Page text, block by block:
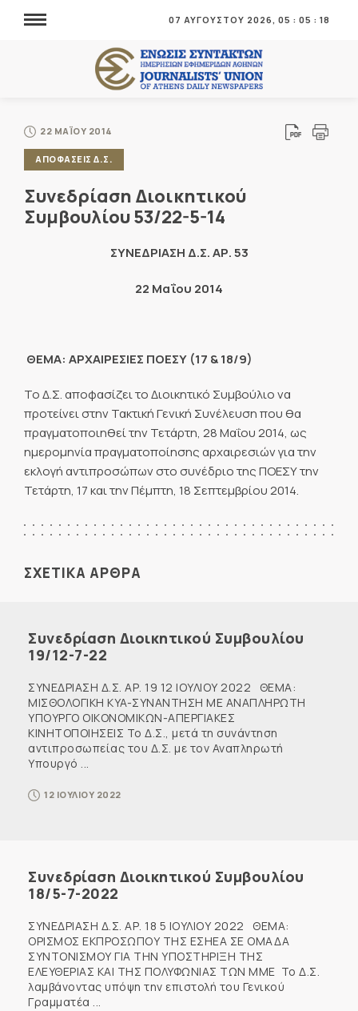
07 ΑΥΓΟΥΣΤΟΥ 2026, 05 : 05 : 20
22 ΜΑΪΟΥ 2014
ΑΠΟΦΑΣΕΙΣ Δ.Σ.
Συνεδρίαση Διοικητικού
Συμβουλίου 53/22-5-14
ΣΥΝΕΔΡΙΑΣΗ Δ.Σ. ΑΡ. 53
22 Μαΐου 2014
ΘΕΜΑ: ΑΡΧΑΙΡΕΣΙΕΣ ΠΟΕΣΥ (17 & 18/9)
Το Δ.Σ. αποφασίζει το Διοικητικό Συμβούλιο να
προτείνει στην Τακτική Γενική Συνέλευση που θα
πραγματοποιηθεί την Τετάρτη, 28 Μαΐου 2014, ως
ημερομηνία πραγματοποίησης αρχαιρεσιών για την
εκλογή αντιπροσώπων στο συνέδριο της ΠΟΕΣΥ την
Τετάρτη, 17 και την Πέμπτη, 18 Σεπτεμβρίου 2014.
ΣΧΕΤΙΚΑ ΑΡΘΡΑ
Συνεδρίαση Διοικητικού Συμβουλίου
19/12-7-22
ΣΥΝΕΔΡΙΑΣΗ Δ.Σ. ΑΡ. 19 12 ΙΟΥΛΙΟΥ 2022 ΘΕΜΑ:
ΜΙΣΘΟΛΟΓΙΚΗ KYA-ΣΥΝΑΝΤΗΣΗ ΜΕ ΑΝΑΠΛΗΡΩΤΗ
ΥΠΟΥΡΓΟ ΟΙΚΟΝΟΜΙΚΩΝ-ΑΠΕΡΓΙΑΚΕΣ
ΚΙΝΗΤΟΠΟΙΗΣΕΙΣ Το Δ.Σ., μετά τη συνάντηση
αντιπροσωπείας του Δ.Σ. με τον Αναπληρωτή
Υπουργό ...
12 ΙΟΥΛΙΟΥ 2022
Συνεδρίαση Διοικητικού Συμβουλίου
18/5-7-2022
ΣΥΝΕΔΡΙΑΣΗ Δ.Σ. ΑΡ. 18 5 ΙΟΥΛΙΟΥ 2022 ΘΕΜΑ:
ΟΡΙΣΜΟΣ ΕΚΠΡΟΣΩΠΟΥ ΤΗΣ ΕΣΗΕΑ ΣΕ ΟΜΑΔΑ
ΣΥΝΤΟΝΙΣΜΟΥ ΓΙΑ ΤΗΝ ΥΠΟΣΤΗΡΙΞΗ ΤΗΣ
ΕΛΕΥΘΕΡΙΑΣ ΚΑΙ ΤΗΣ ΠΟΛΥΦΩΝΙΑΣ ΤΩΝ ΜΜΕ Το Δ.Σ.
λαμβάνοντας υπόψη την επιστολή του Γενικού
Γραμματέα ...